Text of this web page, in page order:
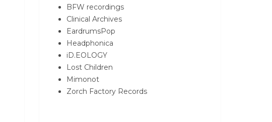
BFW recordings
Clinical Archives
EardrumsPop
Headphonica
iD.EOLOGY
Lost Children
Mimonot
Zorch Factory Records